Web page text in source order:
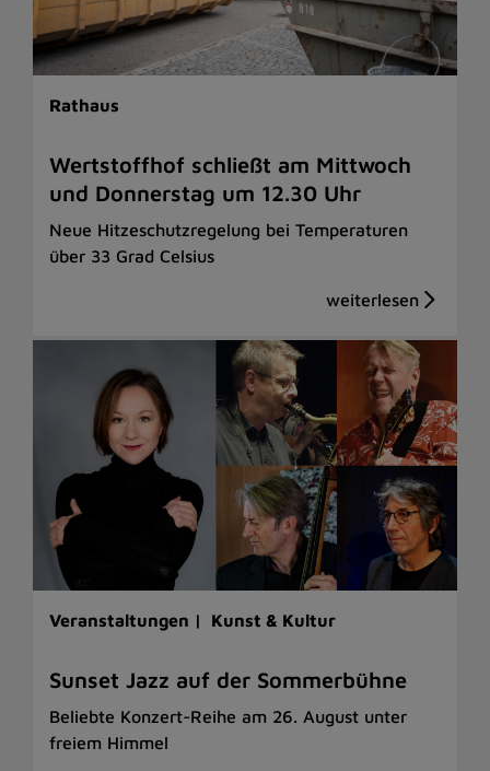
Rathaus
Wertstoffhof schließt am Mittwoch
und Donnerstag um 12.30 Uhr
Neue Hitzeschutzregelung bei Temperaturen
über 33 Grad Celsius
Veranstaltungen | Kunst & Kultur
Sunset Jazz auf der Sommerbühne
Beliebte Konzert-Reihe am 26. August unter
freiem Himmel